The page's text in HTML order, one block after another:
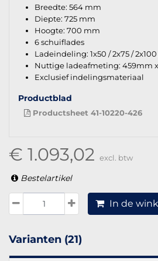
Breedte: 564 mm
Diepte: 725 mm
Hoogte: 700 mm
6 schuiflades
Ladeindeling: 1x50 / 2x75 / 2x100
Nuttige ladeafmeting: 459mm
Exclusief indelingsmateriaal
Productblad
Productsheet 41-10220-426
€ 1.093,02 excl. btw
Bestelartikel
In de
Varianten (21)